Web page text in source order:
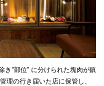
き“部位” に分けられた塊肉が鎮
理の行き届いた店に保管し、